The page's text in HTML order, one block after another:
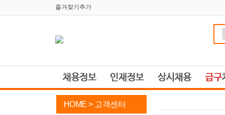
즐겨찾기추가
HOME > 고객센터